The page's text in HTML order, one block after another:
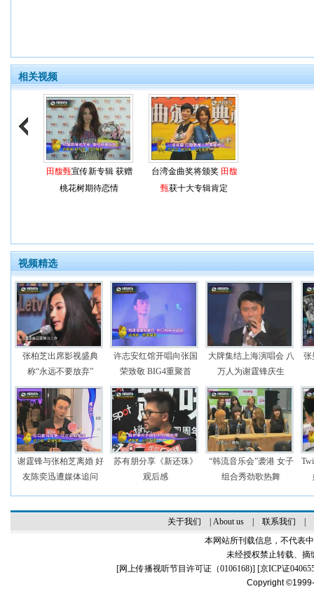
相关视频
田馥甄宣传新专辑 获赠
桃花树期待恋情
台湾金曲奖将颁奖 田馥
甄获十大专辑肯定
视频精选
张柏芝出席影视盛典
称“永远不要放弃”
许志安红馆开唱向张国
荣致敬 BIG4重聚首
大牌集结上海演唱会 八
万人为谢霆锋庆生
张
谢霆锋与张柏芝离婚 好
友陈奕迅遭媒体追问
苏有朋分享《新还珠》
观后感
“韩流音乐会”袭港 女子
组合秀劲歌热舞
关于我们 About us| 联系我们
本网站所刊载信息，不代表
未经授权禁止转载、摘
[网上传播视听节目许可证（0106168)] [京ICP证
Copyright